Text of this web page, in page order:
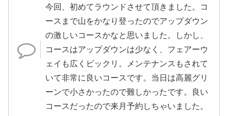
今回、初めてラウンドさせて頂きました。コ
ースまで山をかなり登ったのでアップダウン
の激しいコースかなと思いました。しかし、
コースはアップダウンは少なく、フェアーウ
ェイも広くビックリ。メンテナンスもされて
いて非常に良いコースです。当日は高麗グリ
ーンで小さかったので難しかったです。良い
コースだったので来月予約しちゃいました。